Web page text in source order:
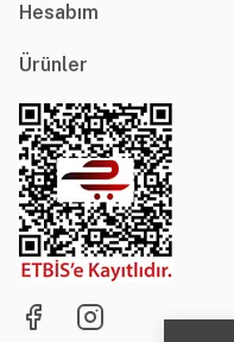
Hesabım
Ürünler